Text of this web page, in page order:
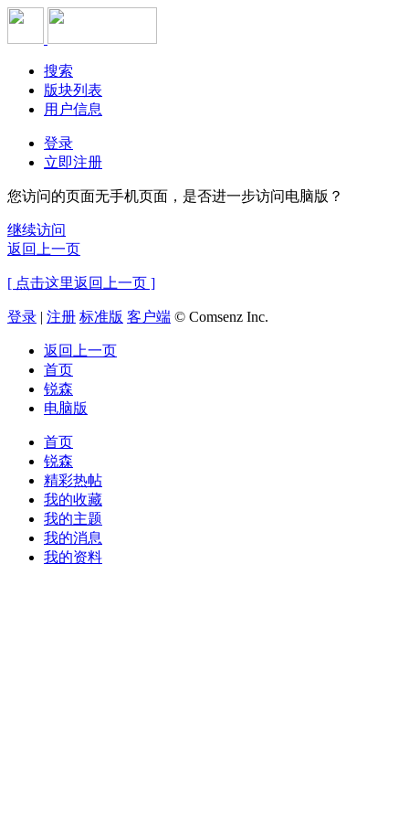
搜索
版块列表
用户信息
登录
立即注册
您访问的页面无手机页面，是否进一步访问电脑版？
继续访问
返回上一页
[ 点击这里返回上一页 ]
登录 | 注册 标准版 客户端 © Comsenz Inc.
返回上一页
首页
锐森
电脑版
首页
锐森
精彩热帖
我的收藏
我的主题
我的消息
我的资料